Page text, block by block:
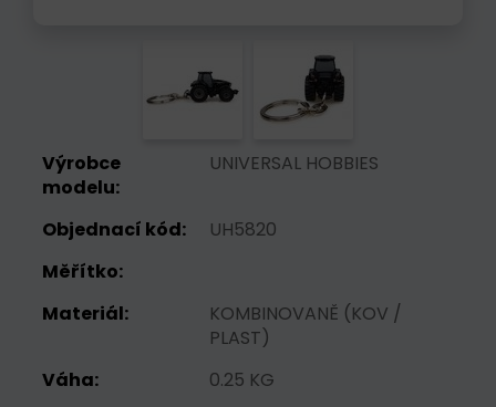
Výrobce
modelu:
UNIVERSAL HOBBIES
Objednací kód:
UH5820
Měřítko:
Materiál:
KOMBINOVANĚ (KOV /
PLAST)
Váha:
0.25 KG